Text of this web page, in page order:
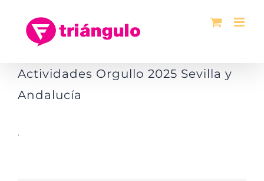
Actividades Orgullo 2025 Sevilla y
Andalucía
.